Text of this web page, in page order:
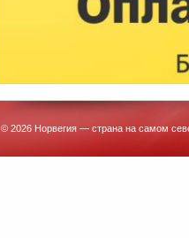
© 2026 Норвегия — страна на самом